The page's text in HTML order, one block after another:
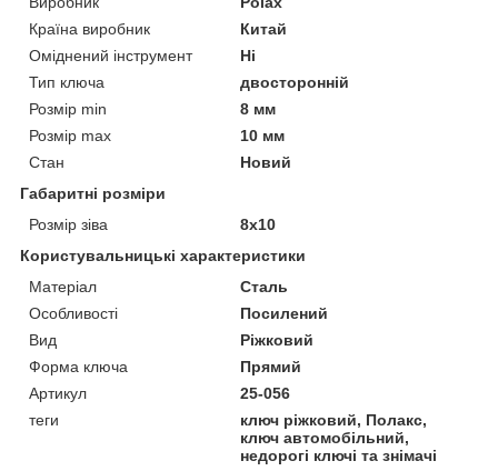
Країна виробник
Китай
Оміднений інструмент
Ні
Тип ключа
двосторонній
Розмір min
8 мм
Розмір max
10 мм
Стан
Новий
Габаритні розміри
Розмір зіва
8х10
Користувальницькі характеристики
Матеріал
Сталь
Особливості
Посилений
Вид
Ріжковий
Форма ключа
Прямий
Артикул
25-056
теги
ключ ріжковий, Полакс,
ключ автомобільний,
недорогі ключі та знімачі